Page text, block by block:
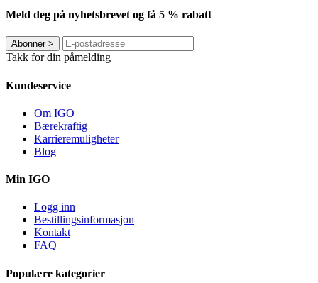
Meld deg på nyhetsbrevet og få 5 % rabatt
Abonner>
Takk for din påmelding
Kundeservice
Om IGO
Bærekraftig
Karrieremuligheter
Blog
Min IGO
Logg inn
Bestillingsinformasjon
Kontakt
FAQ
Populære kategorier